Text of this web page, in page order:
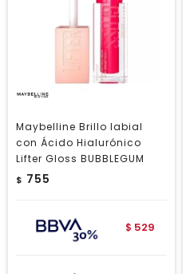
Maybelline Brillo labial
con Ácido Hialurónico
Lifter Gloss BUBBLEGUM
$ 755
$ 529